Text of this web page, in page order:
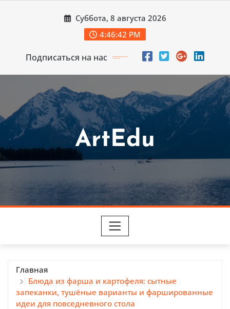
Суббота, 8 августа 2026
4:46:44 PM
Подписаться на нас
ArtEdu
Главная
Блюда из фарша и картофеля: сытные
запеканки, тушёные варианты и фаршированные
идеи для повседневного стола